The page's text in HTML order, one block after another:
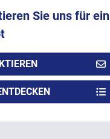
Sie uns für ein